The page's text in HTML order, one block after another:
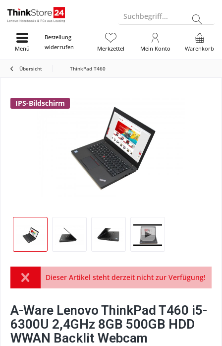
Suchbegriff...
Bestellung
widerrufen
Warenkorb
Merkzettel Mein Konto
Menü
Übersicht ThinkPad T460
IPS-Bildschirm
Dieser Artikel steht derzeit nicht zur Verfügung!
A-Ware Lenovo ThinkPad T460 i5-
6300U 2,4GHz 8GB 500GB HDD
WWAN Backlit Webcam